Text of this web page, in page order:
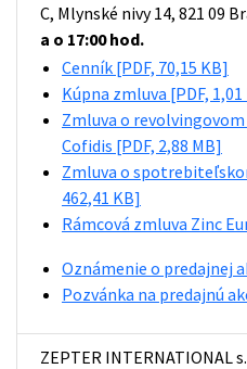
C, Mlynské nivy 14, 821 09
a o 17:00 hod.
Cenník [PDF, 70,15 KB]
Kúpna zmluva [PDF,
Zmluva o
Cofidis [PDF, 2,88 MB]
Zmluva o
462,41 KB]
Rámcová zmluva Zinc
Oznámenie o predajnej
Pozvánka na predajnú
ZEPTER INTERNATIONAL